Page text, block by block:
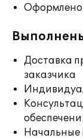
Оформлено
Доставка
заказчика
Начальные